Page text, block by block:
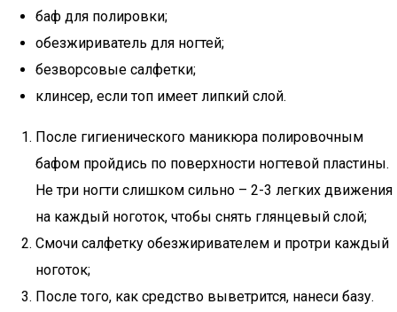
баф для полировки;
обезжириватель для ногтей;
безворсовые салфетки;
клинсер, если топ имеет липкий слой.
После гигиенического маникюра полировочным
бафом пройдись по поверхности ногтевой пластины.
Не три ногти слишком сильно – 2-3 легких движения
на каждый ноготок, чтобы снять глянцевый слой;
Смочи салфетку обезжиривателем и протри каждый
ноготок;
После того, как средство выветрится, нанеси базу.